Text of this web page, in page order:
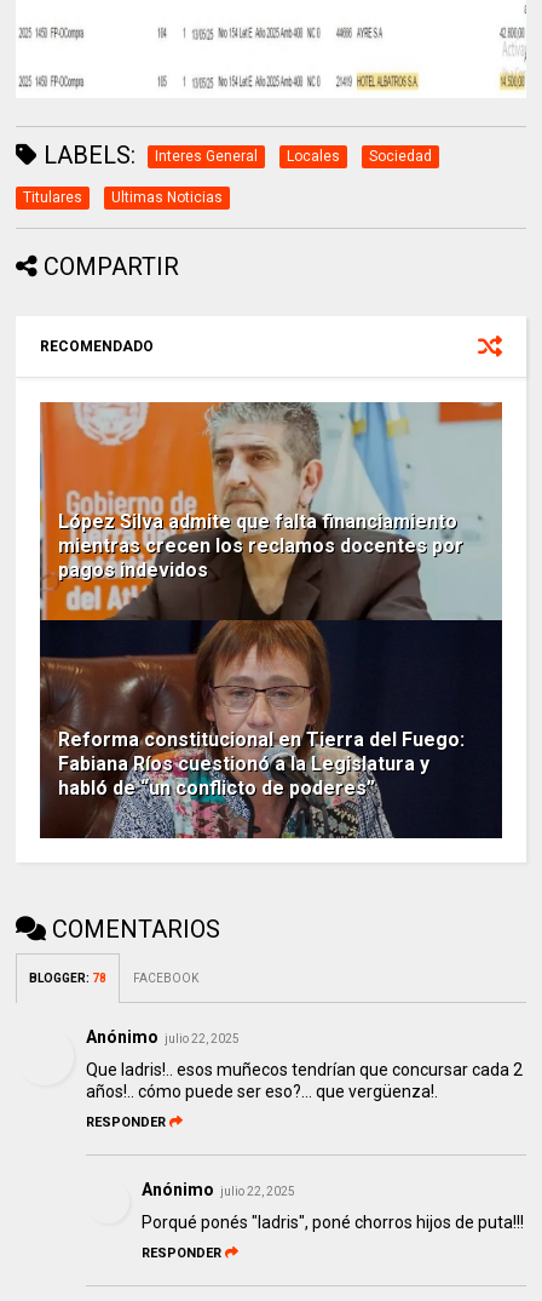
LABELS: Interes General Locales Sociedad
Titulares Ultimas Noticias
COMPARTIR
RECOMENDADO
López Silva admite que falta financiamiento
mientras crecen los reclamos docentes por
pagos indevidos
Reforma constitucional en Tierra del Fuego:
Fabiana Ríos cuestionó a la Legislatura y
habló de “un conflicto de poderes”
COMENTARIOS
BLOGGER: 78 FACEBOOK
Anónimo julio 22, 2025
Que ladris!.. esos muñecos tendrían que concursar cada 2
años!.. cómo puede ser eso?… que vergüenza!.
RESPONDER
Anónimo julio 22, 2025
Porqué ponés "ladris", poné chorros hijos de puta!!!
RESPONDER